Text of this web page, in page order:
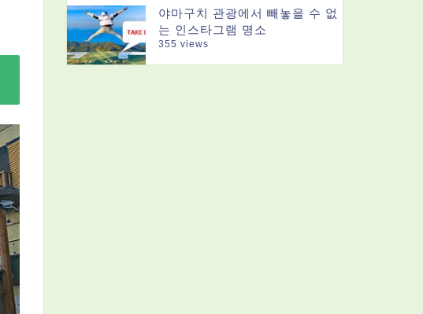
야마구치 관광에서 빼놓을 수 없
는 인스타그램 명소
355 views